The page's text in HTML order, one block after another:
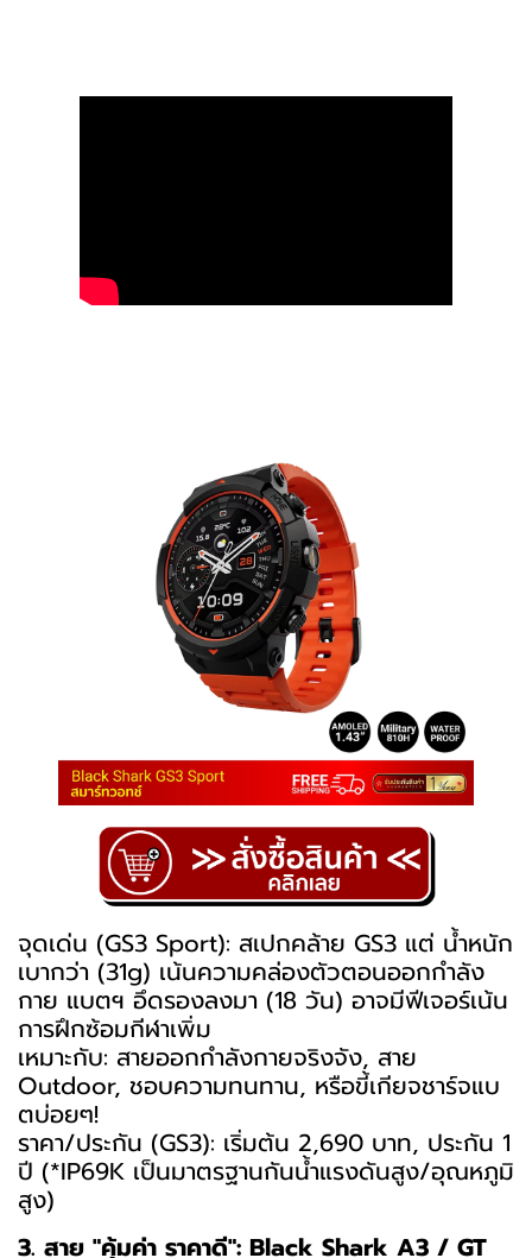
จุดเด่น (GS3 Sport): สเปกคล้าย GS3 แต่ น้ำหนัก
เบากว่า (31g) เน้นความคล่องตัวตอนออกกำลัง
กาย แบตฯ อึดรองลงมา (18 วัน) อาจมีฟีเจอร์เน้น
การฝึกซ้อมกีฬาเพิ่ม
เหมาะกับ: สายออกกำลังกายจริงจัง, สาย
Outdoor, ชอบความทนทาน, หรือขี้เกียจชาร์จแบ
ตบ่อยๆ!
ราคา/ประกัน (GS3): เริ่มต้น 2,690 บาท, ประกัน 1
ปี (*IP69K เป็นมาตรฐานกันน้ำแรงดันสูง/อุณหภูมิ
สูง)
3. สาย "คุ้มค่า ราคาดี": Black Shark A3 / GT